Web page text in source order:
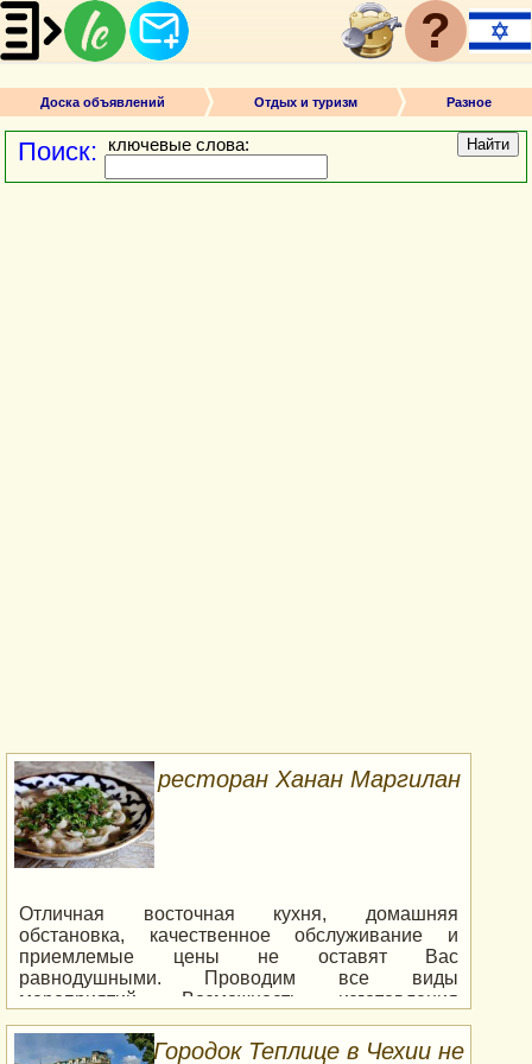
?
Доска объявлений Отдых и туризм Разное
Поиск: ключевые слова: Найти
ресторан Ханан Маргилан
Отличная восточная кухня, домашняя
обстановка, качественное обслуживание и
приемлемые цены не оставят Вас
равнодушными. Проводим все виды
мероприятий. Возможность изготовления
восточных блюд на заказ, кейтеринг. <br />
Месилат Яшарим 15 Тель Авив.
Городок Теплице в Чехии не